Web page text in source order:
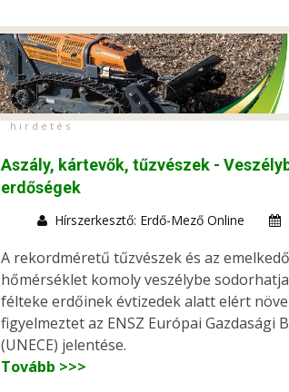
h i r d e t é s
Aszály, kártevők, tűzvészek -
erdőségek
Hírszerkesztő: Erdő-Mező Online
A rekordméretű tűzvészek és az emelkedő
hőmérséklet komoly veszélybe
félteke erdőinek évtizedek alatt elért
figyelmeztet az ENSZ Európai Gazdasági
(UNECE) jelentése.
Tovább >>>